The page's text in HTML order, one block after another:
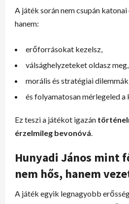
A játék során nem csupán
hanem:
erőforrásokat kezelsz,
válsághelyzeteket oldasz meg,
morális és stratégiai
és folyamatosan mérlegeled
Ez teszi a játékot igazán
érzelmileg bevonóvá
Hunyadi János mint
nem hős, hanem
A játék egyik legnagyobb